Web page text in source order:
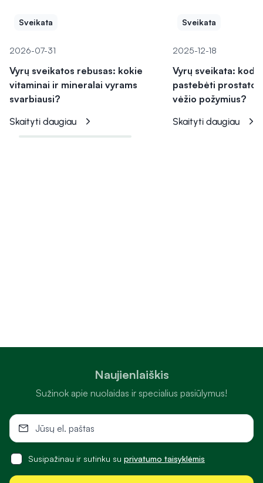
Sveikata
2026-07-31
Vyrų sveikatos rebusas: kokie
vitaminai ir mineralai vyrams
svarbiausi?
Skaityti daugiau
Sveikata
2025-12-18
Vyrų sveikata:
pastebėti
vėžio požymius?
Skaityti daugiau
Naujienlaiškis
Sužinok apie nuolaidas ir specialius pasiūlymus!
Susipažinau ir sutinku su privatumo taisyklėmis